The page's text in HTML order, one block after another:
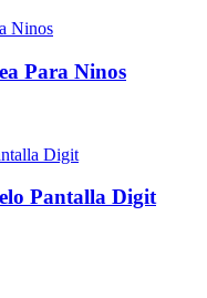
Para Ninos
Pantalla Digit